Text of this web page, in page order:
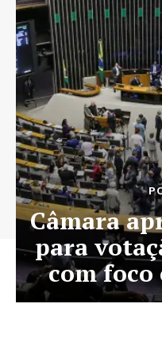
Câmara
para
com foco